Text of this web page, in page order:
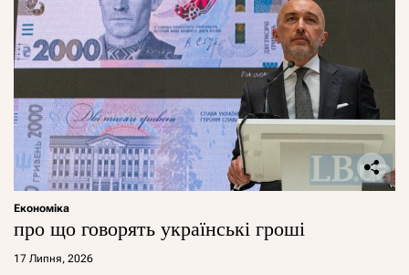
Економіка
про що говорять українські гроші
17 Липня, 2026